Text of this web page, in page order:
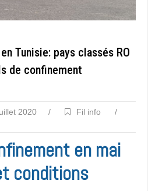
Tunisie: pays classés RO
de confinement
2020 / Fil info
/
en mai
conditions